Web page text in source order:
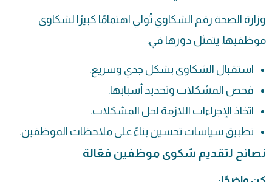
وزارة الصحة رقم الشكاوي تُولي اهتمامًا كبيرًا لشكاوى
موظفيها. يتمثل دورها في:
استقبال الشكاوى بشكل جدي وسريع.
فحص المشكلات وتحديد أسبابها.
اتخاذ الإجراءات اللازمة لحل المشكلات.
تطبيق سياسات تحسين بناءً على ملاحظات الموظفين.
نصائح لتقديم شكوى موظفين فعّالة